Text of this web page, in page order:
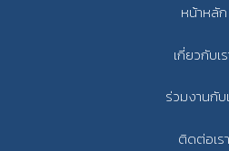
หน้าหลัก
เกี่ยวกับเ
ร่วมงานกับ
ติดต่อเรา